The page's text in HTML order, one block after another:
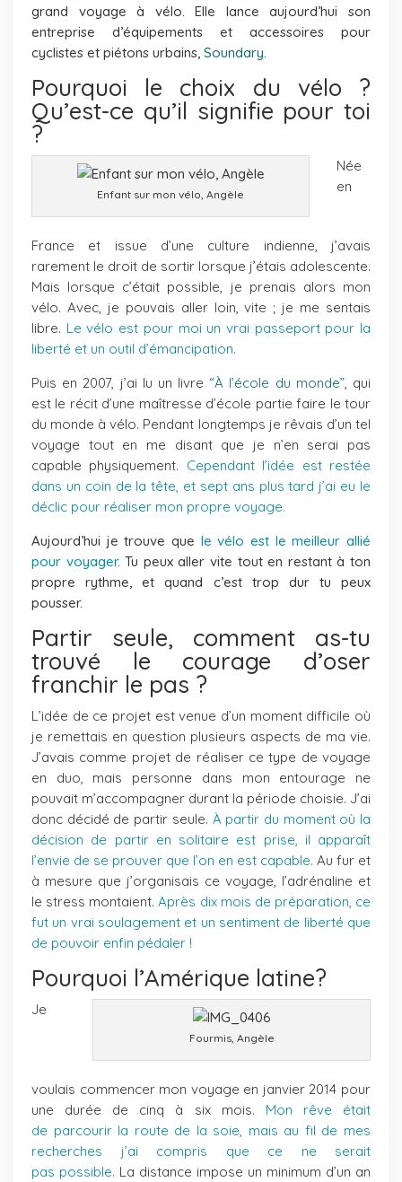
grand voyage à vélo. Elle lance aujourd’hui son
entreprise d’équipements et accessoires pour
cyclistes et piétons urbains, Soundary.
Pourquoi le choix du vélo ?
Qu’est-ce qu’il signifie pour toi
?
Enfant sur mon vélo, Angèle
Née
en
France et issue d’une culture indienne, j’avais
rarement le droit de sortir lorsque j’étais adolescente.
Mais lorsque c’était possible, je prenais alors mon
vélo. Avec, je pouvais aller loin, vite ; je me sentais
libre. Le vélo est pour moi un vrai passeport pour la
liberté et un outil d’émancipation.
Puis en 2007, j’ai lu un livre “À l’école du monde”, qui
est le récit d’une maîtresse d’école partie faire le tour
du monde à vélo. Pendant longtemps je rêvais d’un tel
voyage tout en me disant que je n’en serai pas
capable physiquement. Cependant l’idée est restée
dans un coin de la tête, et sept ans plus tard j’ai eu le
déclic pour réaliser mon propre voyage.
Aujourd’hui je trouve que le vélo est le meilleur allié
pour voyager. Tu peux aller vite tout en restant à ton
propre rythme, et quand c’est trop dur tu peux
pousser.
Partir seule, comment as-tu
trouvé le courage d’oser
franchir le pas ?
L’idée de ce projet est venue d’un moment difficile où
je remettais en question plusieurs aspects de ma vie.
J’avais comme projet de réaliser ce type de voyage
en duo, mais personne dans mon entourage ne
pouvait m’accompagner durant la période choisie. J’ai
donc décidé de partir seule. À partir du moment où la
décision de partir en solitaire est prise, il apparaît
l’envie de se prouver que l’on en est capable. Au fur et
à mesure que j’organisais ce voyage, l’adrénaline et
le stress montaient.Après dix mois de préparation, ce
fut un vrai soulagement et un sentiment de liberté que
de pouvoir enfin pédaler !
Pourquoi l’Amérique latine?
Fourmis, Angèle
Je
voulais commencer mon voyage en janvier 2014 pour
une durée de cinq à six mois. Mon rêve était
de parcourir la route de la soie, mais au fil de mes
recherches j’ai compris que ce ne serait
pas possible. La distance impose un minimum d’un an